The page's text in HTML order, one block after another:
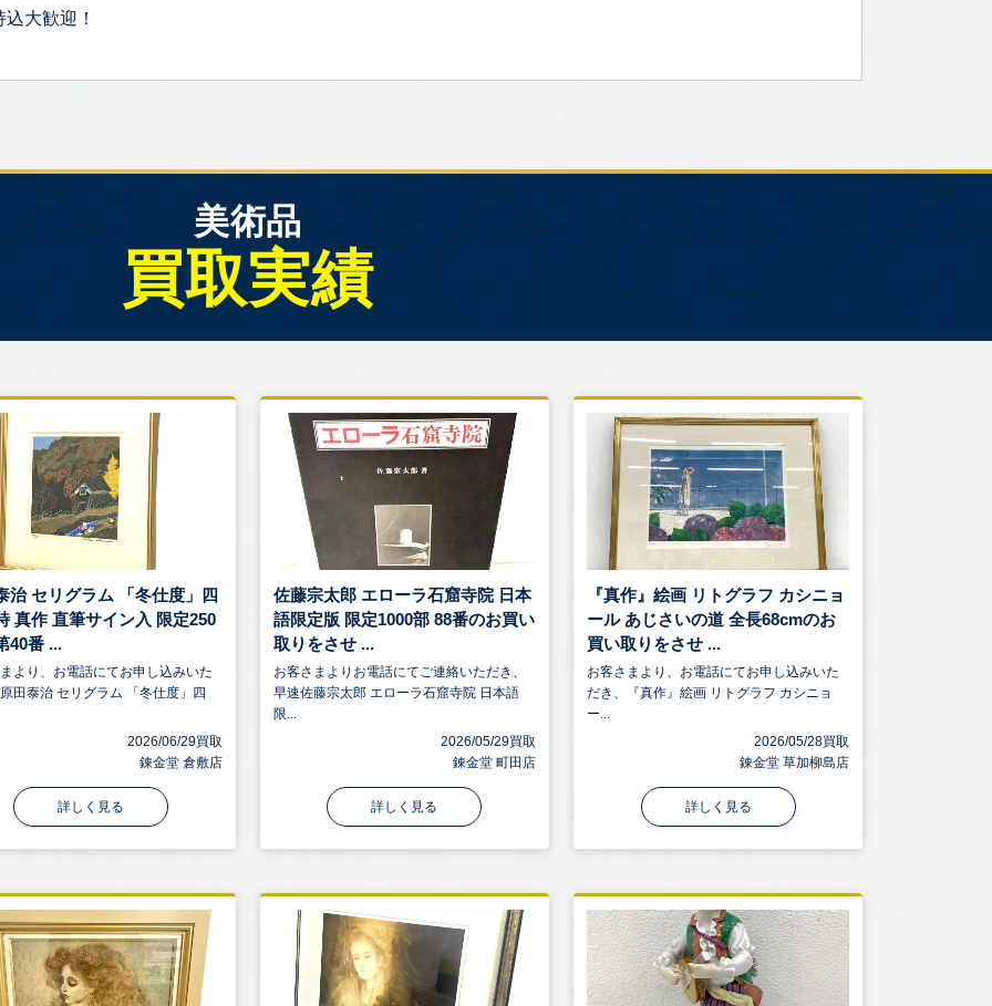
込大歓迎！
美術品
買取実績
治 セリグラム 「冬仕度」四
真作 直筆サイン入 限定250
40番 ...
より、お電話にてお申し込みいた
田泰治 セリグラム 「冬仕度」四
2026/06/29買取
錬金堂 倉敷店
詳しく見る
佐藤宗太郎 エローラ石窟寺院 日本
語限定版 限定1000部 88番のお買い
取りをさせ ...
お客さまよりお電話にてご連絡いただき、
早速佐藤宗太郎 エローラ石窟寺院 日本語
限...
2026/05/29買取
錬金堂 町田店
詳しく見る
『真作』絵画 リトグラフ カシニョ
ール あじさいの道 全長68cmのお
買い取りをさせ ...
お客さまより、お電話にてお申し込みいた
だき、『真作』絵画 リトグラフ カシニョ
ー...
2026/05/28買取
錬金堂 草加柳島店
詳しく見る